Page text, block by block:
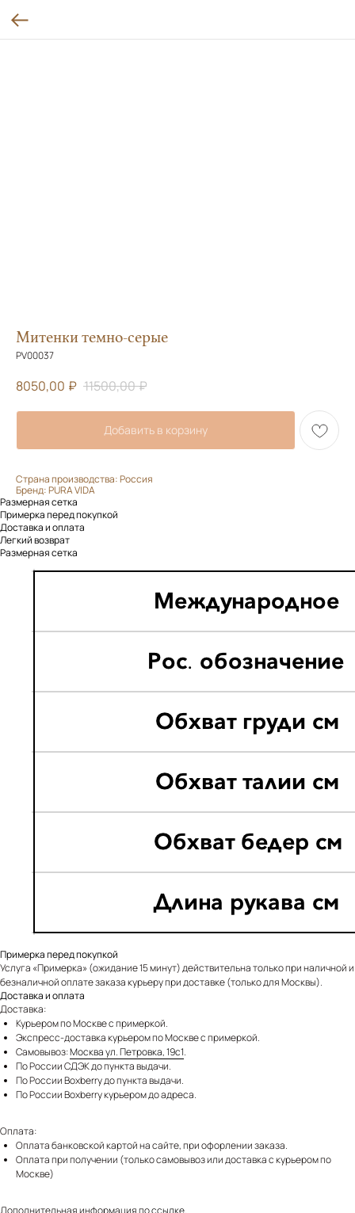
Митенки темно-серые
PV00037
8050,00 ₽ 11500,00₽
Добавить в корзину
Страна производства: Россия
Бренд: PURA VIDA
Размерная сетка
Примерка перед покупкой
Доставка и оплата
Легкий возврат
Размерная сетка
Примерка перед покупкой
Услуга «Примерка» (ожидание 15 минут) действительна только при наличной и
безналичной оплате заказа курьеру при доставке (только для Москвы).
Доставка и оплата
Доставка:
Курьером по Москве с примеркой.
Экспресс-доставка курьером по Москве с примеркой.
Самовывоз:Москва ул. Петровка, 19с1.
По России СДЭК до пункта выдачи.
По России Boxberry до пункта выдачи.
По России Boxberry курьером до адреса.
Оплата:
Оплата банковской картой на сайте, при офорлении заказа.
Оплата при получении (только самовывоз или доставка с курьером по
Москве)